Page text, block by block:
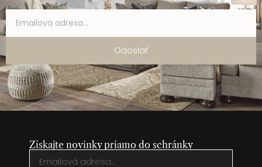
Odoslať
Získajte novinky priamo do schránky